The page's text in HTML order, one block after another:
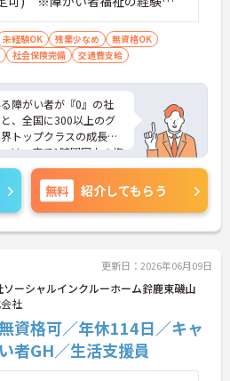
。夜間も複数名体制を
長くご活躍いただけま
実務経験2年以上の方、障がい
る経験をお持ちの方大歓迎
未経験OK 残業少なめ
無資格OK
社会保険完備 交通費支給
障がい者が『0』の社
、全国に300以上のグ
トップクラスの成長企
は、車で1時間圏内の複
場支援とパートスタッ
スなポジションです。
備され、スタッフの身
5万円が付与されるこ
います。年間休日114
ランスを保ちながら定
る制度が盤石に整って
ことで培われるマネジ
アマネージャーへのキ
り、最新の環境で専門
ョナルの方にお勧めで
無料 紹介してもらう
更新日：2026年06月09日
ーシャルインクルーホーム鈴鹿東磯山
社
資格可／年休114日／キャ
者GH／生活支援員